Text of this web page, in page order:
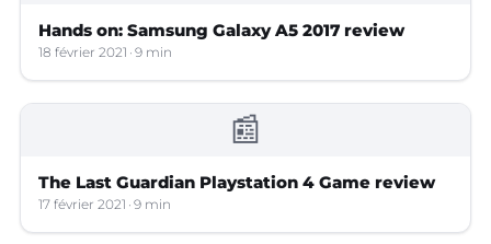
Hands on: Samsung Galaxy A5 2017 review
18 février 2021 9 min
📰
The Last Guardian Playstation 4 Game review
17 février 2021 9 min